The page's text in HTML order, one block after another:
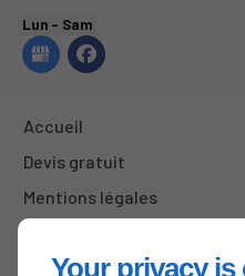
Your privacy
Lun - Sam
Accueil
Devis gratuit
Mentions légales